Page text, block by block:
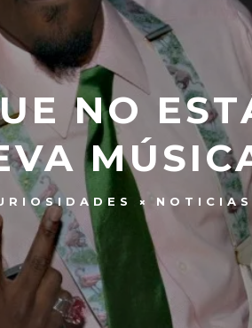
NO
NOTICIAS